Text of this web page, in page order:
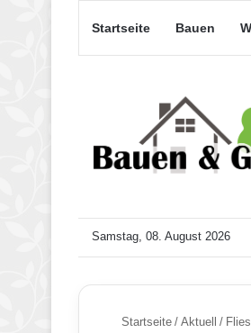
Startseite Bauen
Samstag, 08. August 2026
Startseite / Aktuell /